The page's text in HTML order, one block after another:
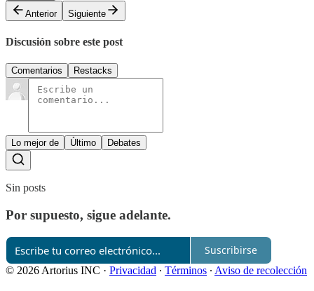
Anterior
Siguiente
Discusión sobre este post
Comentarios Restacks
Lo mejor de Último Debates
Sin posts
Por supuesto, sigue adelante.
Suscribirse
© 2026 Artorius INC · Privacidad ∙ Términos ∙ Aviso de recolección